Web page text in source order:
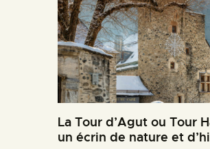
La Tour d’Agut ou Tour
un écrin de nature et